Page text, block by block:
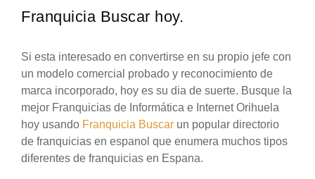
Franquicia Buscar hoy.
Si esta interesado en convertirse en su propio jefe con
un modelo comercial probado y reconocimiento de
marca incorporado, hoy es su dia de suerte. Busque la
mejor Franquicias de Informática e Internet Orihuela
hoy usando Franquicia Buscar un popular directorio
de franquicias en espanol que enumera muchos tipos
diferentes de franquicias en Espana.